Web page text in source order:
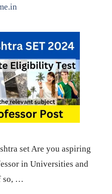
set Are you aspiring
in Universities and
so, …